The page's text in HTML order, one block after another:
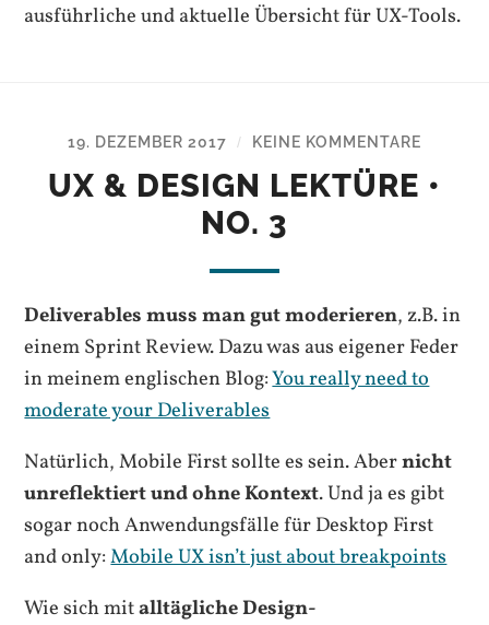
ausführliche und aktuelle Übersicht für UX-Tools.
19. DEZEMBER 2017 / KEINE KOMMENTARE
UX & DESIGN LEKTÜRE •
NO. 3
Deliverables muss man gut moderieren, z.B. in
einem Sprint Review. Dazu was aus eigener Feder
in meinem englischen Blog:You really need to
moderate your Deliverables
Natürlich, Mobile First sollte es sein. Abernicht
unreflektiert und ohne Kontext. Und ja es gibt
sogar noch Anwendungsfälle für Desktop First
and only:Mobile UX isn’t just about breakpoints
Wie sich mitalltägliche Design-